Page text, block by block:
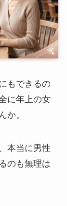
もできるの
に年上の女
か。
本当に男性
のも無理は